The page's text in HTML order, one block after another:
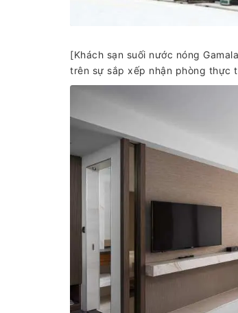
[Khách sạn suối nước nóng
trên sự sắp xếp nhận phòng thực